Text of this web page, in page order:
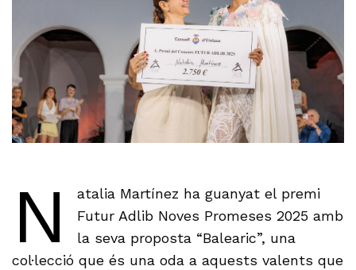
N
atalia Martínez ha guanyat el premi
Futur Adlib Noves Promeses 2025 amb
la seva proposta “Balearic”, una
col·lecció que és una oda a aquests valents que